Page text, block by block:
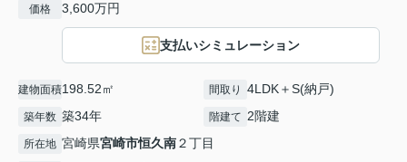
価格 3,600万円
支払いシミュレーション
建物面積198.52㎡ 間取り 4LDK＋S(納戸)
築年数 築34年 階建て 2階建
所在地 宮崎県宮崎市恒久南２丁目